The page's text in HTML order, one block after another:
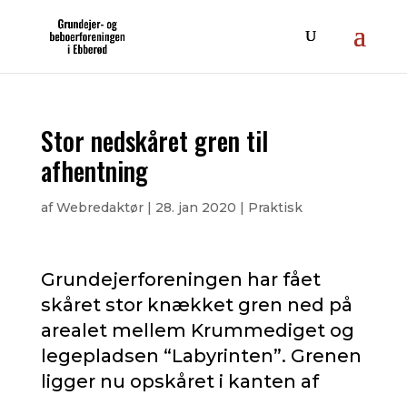
Stor nedskåret gren til
afhentning
afWebredaktør| 28. jan 2020 | Praktisk
Grundejerforeningen har fået
skåret stor knækket gren ned på
arealet mellem Krummediget og
legepladsen “Labyrinten”. Grenen
ligger nu opskåret i kanten af